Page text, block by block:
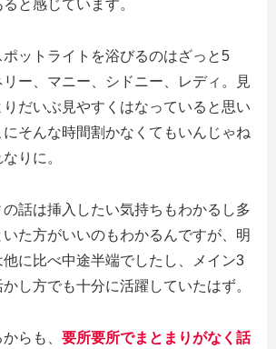
ると感じています。
ットライトを浴びるのはざっと5
リー、マニー、シドニー、レディ。見
だいぶ見やすくはなっていると思い
にそんな時間割かなくてもいんじゃね
りに。
話は挿入したい気持ちもわかるし多
た方がいいのもわかるんですが、明
に比べ中途半端でしたし、メイン3
し方でも十分に活躍していたはず。
らも、 要所要所でまとまりがなく話